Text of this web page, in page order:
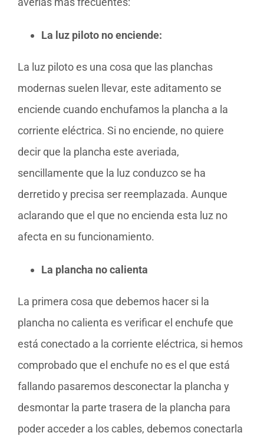
La luz piloto no enciende:
La luz piloto es una cosa que las planchas
modernas suelen llevar, este aditamento se
enciende cuando enchufamos la plancha a la
corriente eléctrica. Si no enciende, no quiere
decir que la plancha este averiada,
sencillamente que la luz conduzco se ha
derretido y precisa ser reemplazada. Aunque
aclarando que el que no encienda esta luz no
afecta en su funcionamiento.
La plancha no calienta
La primera cosa que debemos hacer si la
plancha no calienta es verificar el enchufe que
está conectado a la corriente eléctrica, si hemos
comprobado que el enchufe no es el que está
fallando pasaremos desconectar la plancha y
desmontar la parte trasera de la plancha para
poder acceder a los cables, debemos conectarla